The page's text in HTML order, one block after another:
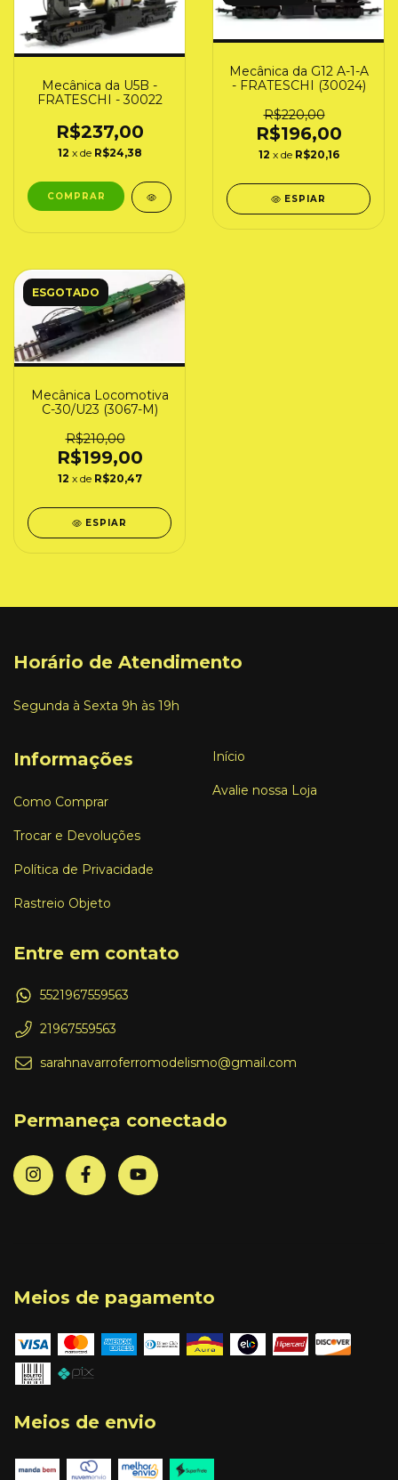
Mecânica da U5B -
FRATESCHI - 30022
R$237,00
12 x de R$24,38
Mecânica da G12 A-1-A
- FRATESCHI (30024)
R$220,00
R$196,00
12 x de R$20,16
ESPIAR
ESGOTADO
Mecânica Locomotiva
C-30/U23 (3067-M)
R$210,00
R$199,00
12 x de R$20,47
ESPIAR
Horário de Atendimento
Segunda à Sexta 9h às 19h
Informações
Como Comprar
Trocar e Devoluções
Política de Privacidade
Rastreio Objeto
Início
Avalie nossa Loja
Entre em contato
5521967559563
21967559563
sarahnavarroferromodelismo@gmail.com
Permaneça conectado
Meios de pagamento
Meios de envio